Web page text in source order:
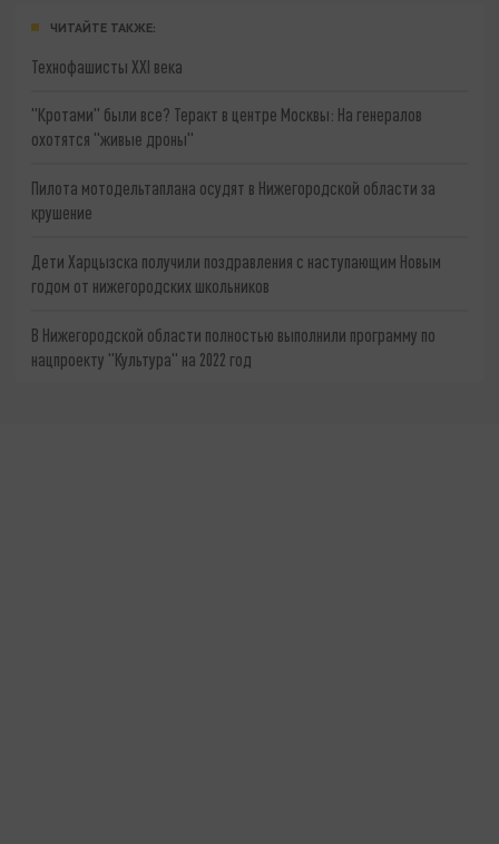
ЧИТАЙТЕ ТАКЖЕ:
Технофашисты XXI века
"Кротами" были все? Теракт в центре Москвы: На генералов
охотятся "живые дроны"
Пилота мотодельтаплана осудят в Нижегородской области за
крушение
Дети Харцызска получили поздравления с наступающим Новым
годом от нижегородских школьников
В Нижегородской области полностью выполнили программу по
нацпроекту "Культура" на 2022 год